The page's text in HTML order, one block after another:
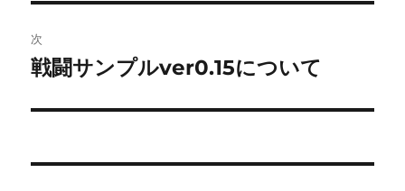
ビ
ゲ
ー
投
稿:
次
次
投
戦闘サンプルver0.15について